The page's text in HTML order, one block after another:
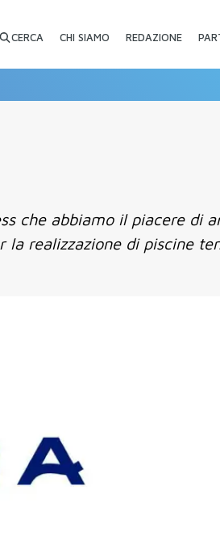
CERCA CHI SIAMO REDAZIONE
che abbiamo il piacere di
realizzazione di piscine